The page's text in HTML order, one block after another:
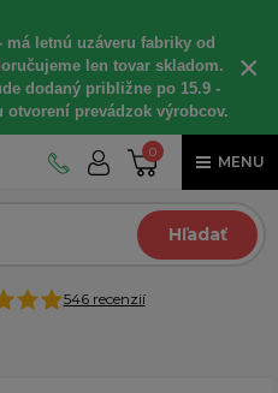
má letnú uzáveru fabriky od
len tovar skladom.
dodaný približne po 15.9 -
otvorení prevádzok výrobcov.
×
0
MENU
Hľadať
546 recenzií